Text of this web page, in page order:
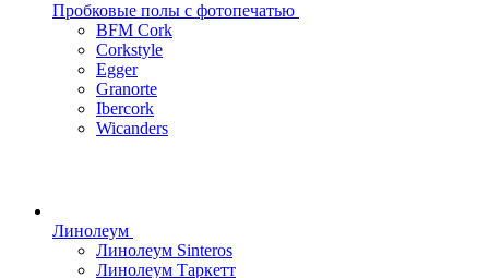
Пробковые полы с фотопечатью
BFM Cork
Corkstyle
Egger
Granorte
Ibercork
Wicanders
Линолеум
Линолеум Sinteros
Линолеум Таркетт